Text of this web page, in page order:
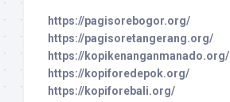
https://pagisorebogor.org/
https://pagisoretangerang.org/
https://kopikenanganmanado.org/
https://kopiforedepok.org/
https://kopiforebali.org/